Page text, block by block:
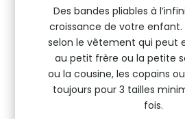
Des bandes pliables à
croissance de votre enfant.
selon le vêtement qui peut
au petit frère ou la petite
ou la cousine, les copains
toujours pour 3 tailles
fois.